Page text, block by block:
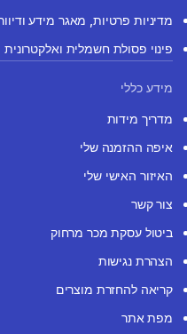
מדיניות פרטיות, מאגר מידע
פינוי פסולת חשמלית ואלקטרונית
מידע כללי
מדריך מידות
איפה ההזמנה שלי
האיזור האישי שלי
צור קשר
ביטול עסקת מכר מרחוק
הצהרת נגישות
קריאה להחזרת מוצרים
מפת אתר